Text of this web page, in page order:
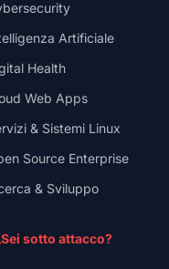
Artificiale
Health
Web Apps
& Sistemi Linux
Source Enterprise
& Sviluppo
Sei sotto attacco?